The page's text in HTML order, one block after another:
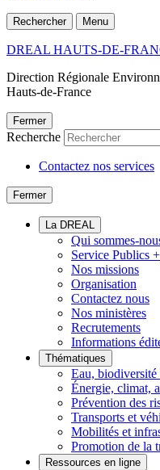
Rechercher Menu
DREAL HAUTS-DE-
Direction Régionale
Hauts-de-France
Fermer
Recherche
Contactez nos services
Fermer
La DREAL
Qui sommes-
Service Publics +
Nos missions
Organisation
Contactez nous
Nos ministères
Recrutements
Informations
Thématiques
Eau, biodiversité
Énergie, climat,
Prévention des
Transports et
Mobilités et
Promotion de la
Ressources en ligne